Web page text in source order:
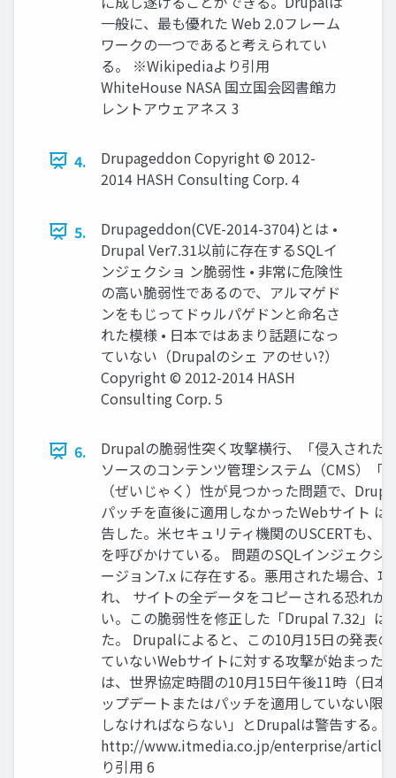
一般に、最も優れた Web 2.0フレーム
ワークの一つであると考えられてい
る。 ※Wikipediaより引用
WhiteHouse NASA 国立国会図書館カ
レントアウェアネス 3
4.
Drupageddon Copyright © 2012-
2014 HASH Consulting Corp. 4
5.
Drupageddon(CVE-2014-3704)とは •
Drupal Ver7.31以前に存在するSQLイ
ンジェクショ ン脆弱性 • 非常に危険性
の高い脆弱性であるので、アルマゲド
ンをもじってドゥルパゲドンと命名さ
れた模様 • 日本ではあまり話題になっ
ていない（Drupalのシェ アのせい?）
Copyright © 2012-2014 HASH
Consulting Corp. 5
6.
Drupalの脆弱性突く攻撃横行、「侵入された
ソースのコンテンツ管理システム（CMS）「
（ぜいじゃく）性が見つかった問題で、
パッチを直後に適用しなかったWebサイト
告した。米セキュリティ機関のUSCERTも、
を呼びかけている。 問題のSQLインジェク
ージョン7.x に存在する。悪用された場合、
れ、 サイトの全データをコピーされる恐れが
い。この脆弱性を修正した「Drupal 7.32」は
た。 Drupalによると、この10月15日の発表
ていないWebサイトに対する攻撃が始まった
は、世界協定時間の10月15日午後11時（日
ップデートまたはパッチを適用していない限
しなければならない」とDrupalは警告する。
http://www.itmedia.co.jp/enterprise/
り引用 6